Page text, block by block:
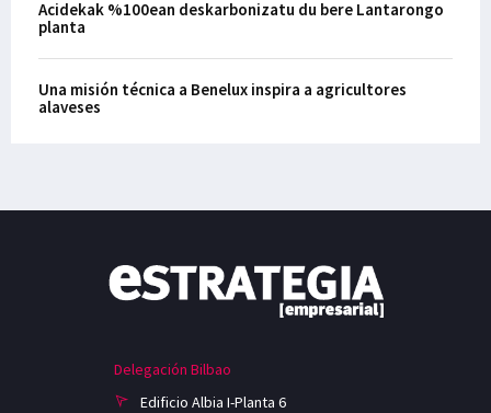
Acidekak %100ean deskarbonizatu du bere Lantarongo
planta
Una misión técnica a Benelux inspira a agricultores
alaveses
Delegación Bilbao
Edificio Albia I-Planta 6